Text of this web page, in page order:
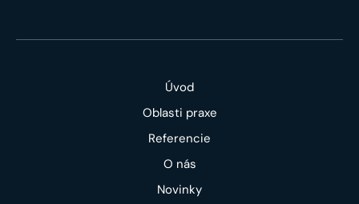
Úvod
Oblasti praxe
Referencie
O nás
Novinky